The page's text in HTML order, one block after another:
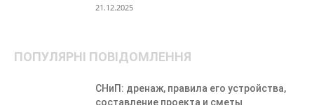
21.12.2025
ПОПУЛЯРНІ ПОВІДОМЛЕННЯ
СНиП: дренаж, правила его устройства,
составление проекта и сметы